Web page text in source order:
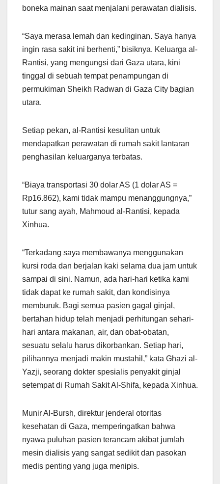
boneka mainan saat menjalani perawatan dialisis.
“Saya merasa lemah dan kedinginan. Saya hanya
ingin rasa sakit ini berhenti,” bisiknya. Keluarga al-
Rantisi, yang mengungsi dari Gaza utara, kini
tinggal di sebuah tempat penampungan di
permukiman Sheikh Radwan di Gaza City bagian
utara.
Setiap pekan, al-Rantisi kesulitan untuk
mendapatkan perawatan di rumah sakit lantaran
penghasilan keluarganya terbatas.
“Biaya transportasi 30 dolar AS (1 dolar AS =
Rp16.862), kami tidak mampu menanggungnya,”
tutur sang ayah, Mahmoud al-Rantisi, kepada
Xinhua.
“Terkadang saya membawanya menggunakan
kursi roda dan berjalan kaki selama dua jam untuk
sampai di sini. Namun, ada hari-hari ketika kami
tidak dapat ke rumah sakit, dan kondisinya
memburuk. Bagi semua pasien gagal ginjal,
bertahan hidup telah menjadi perhitungan sehari-
hari antara makanan, air, dan obat-obatan,
sesuatu selalu harus dikorbankan. Setiap hari,
pilihannya menjadi makin mustahil,” kata Ghazi al-
Yazji, seorang dokter spesialis penyakit ginjal
setempat di Rumah Sakit Al-Shifa, kepada Xinhua.
Munir Al-Bursh, direktur jenderal otoritas
kesehatan di Gaza, memperingatkan bahwa
nyawa puluhan pasien terancam akibat jumlah
mesin dialisis yang sangat sedikit dan pasokan
medis penting yang juga menipis.